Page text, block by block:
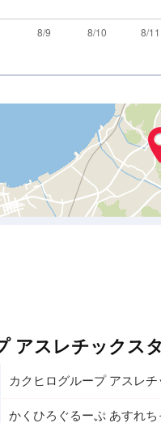
アスレチックス
カクヒログループ アスレ
かくひろぐるーぷ あすれ